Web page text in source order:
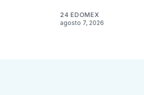
24 EDOMEX
agosto 7, 2026